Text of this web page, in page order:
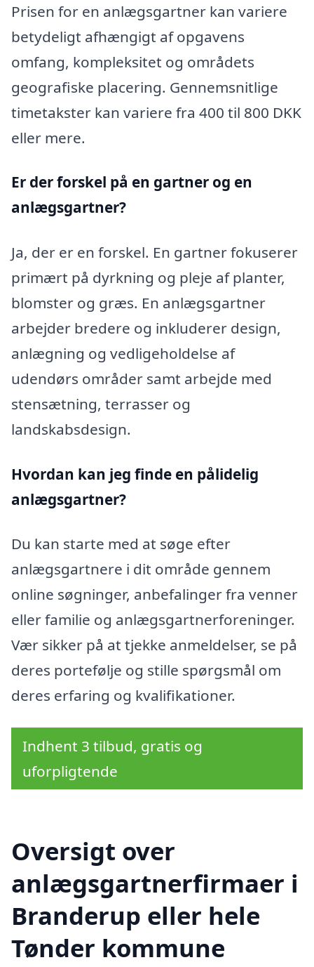
Prisen for en anlægsgartner kan variere
betydeligt afhængigt af opgavens
omfang, kompleksitet og områdets
geografiske placering. Gennemsnitlige
timetakster kan variere fra 400 til 800 DKK
eller mere.
Er der forskel på en gartner og en
anlægsgartner?
Ja, der er en forskel. En gartner fokuserer
primært på dyrkning og pleje af planter,
blomster og græs. En anlægsgartner
arbejder bredere og inkluderer design,
anlægning og vedligeholdelse af
udendørs områder samt arbejde med
stensætning, terrasser og
landskabsdesign.
Hvordan kan jeg finde en pålidelig
anlægsgartner?
Du kan starte med at søge efter
anlægsgartnere i dit område gennem
online søgninger, anbefalinger fra venner
eller familie og anlægsgartnerforeninger.
Vær sikker på at tjekke anmeldelser, se på
deres portefølje og stille spørgsmål om
deres erfaring og kvalifikationer.
Indhent 3 tilbud, gratis og
uforpligtende
Oversigt over
anlægsgartnerfirmaer i
Branderup eller hele
Tønder kommune